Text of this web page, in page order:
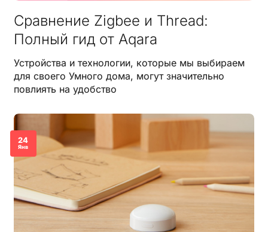
Сравнение Zigbee и Thread:
Полный гид от Aqara
Устройства и технологии, которые мы выбираем
для своего Умного дома, могут значительно
повлиять на удобство
24
Янв